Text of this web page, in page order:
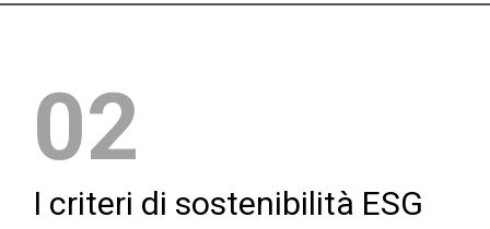
02
I criteri di sostenibilità ESG